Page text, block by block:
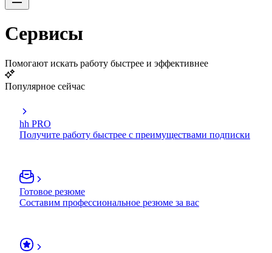
Сервисы
Помогают искать работу быстрее и эффективнее
Популярное сейчас
hh PRO
Получите работу быстрее с преимуществами подписки
Готовое резюме
Составим профессиональное резюме за вас